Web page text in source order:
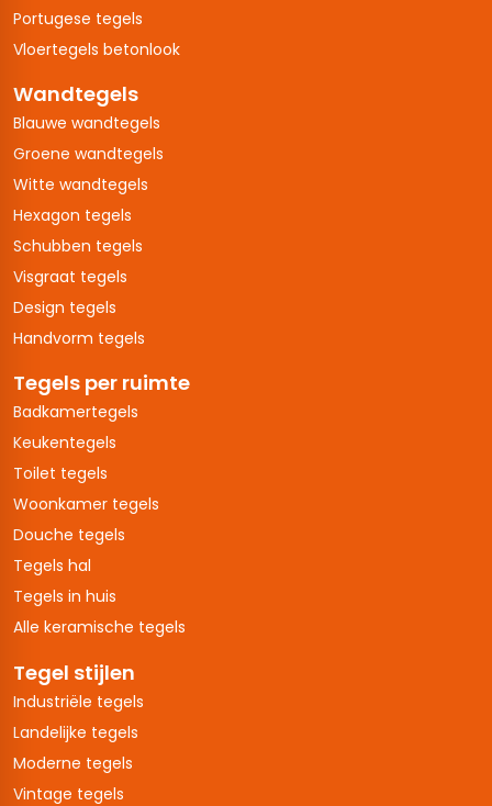
Portugese tegels
Vloertegels betonlook
Wandtegels
Blauwe wandtegels
Groene wandtegels
Witte wandtegels
Hexagon tegels
Schubben tegels
Visgraat tegels
Design tegels
Handvorm tegels
Tegels per ruimte
Badkamertegels
Keukentegels
Toilet tegels
Woonkamer tegels
Douche tegels
Tegels hal
Tegels in huis
Alle keramische tegels
Tegel stijlen
Industriële tegels
Landelijke tegels
Moderne tegels
Vintage tegels